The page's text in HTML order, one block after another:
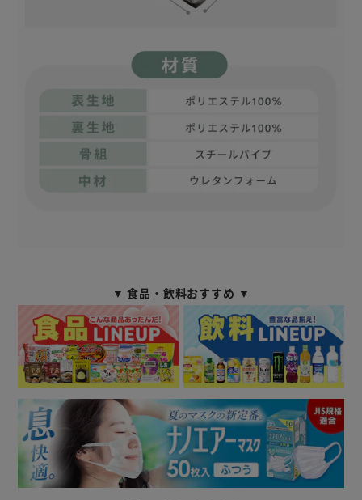
▼ 食品・飲料おすすめ ▼